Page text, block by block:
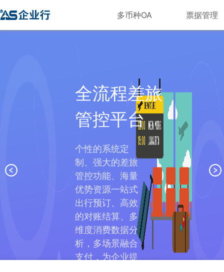
多币种OA 票据管理
全流程差旅
管控平台
个性的系统定
制、强大的差旅
管控功能、海量
优势资源一站式
出行预订、高效
的对账结算、多
维度消费数据分
析，多场景融合
支付，为企业提